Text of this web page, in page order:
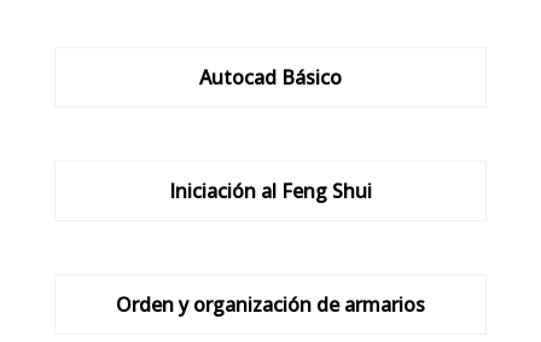
Autocad Básico
Iniciación al Feng Shui
Orden y organización de armarios